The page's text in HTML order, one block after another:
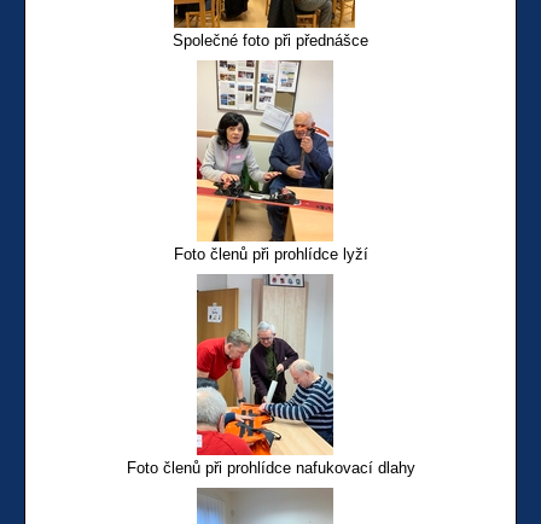
Společné foto při přednášce
Foto členů při prohlídce lyží
Foto členů při prohlídce nafukovací dlahy